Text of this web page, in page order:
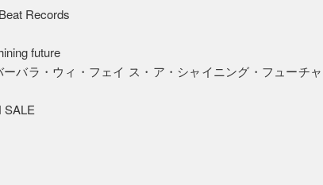
Records
future
バラ・ウィ・フェイ ス・ア・シャイニング・フューチャ
SALE